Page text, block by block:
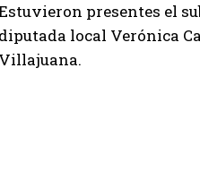
presentes el
diputada local Verónica
Villajuana.